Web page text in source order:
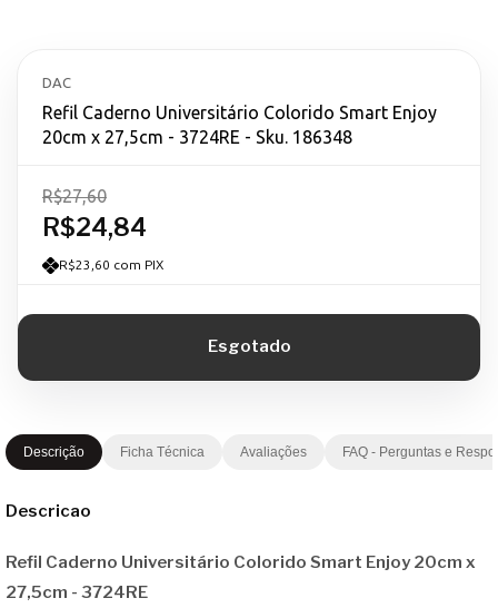
DAC
Refil Caderno Universitário Colorido Smart Enjoy
20cm x 27,5cm - 3724RE - Sku. 186348
R$24,84
R$27,60
R$23,60 com PIX
Descrição Ficha Técnica Avaliações FAQ - Perguntas e
Descricao
Refil Caderno Universitário Colorido Smart Enjoy 20cm x
27,5cm - 3724RE